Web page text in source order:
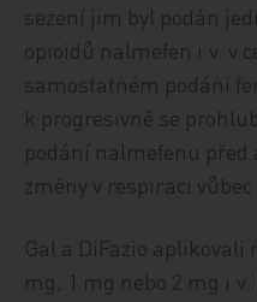
sezení jim byl podán
opioidů nalmefen i.v. v
samostatném podání
k progresivně se
podání nalmefenu
změny v respiraci vůbec
Gal a DiFazio aplikovali
mg, 1 mg nebo 2 mg i.v.